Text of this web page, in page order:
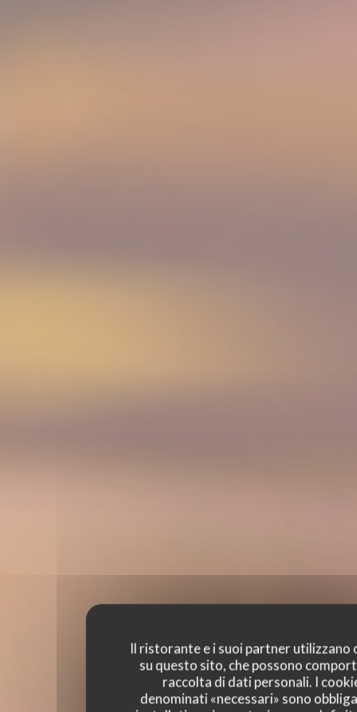
Il ristorante e i suoi partner utilizzano
su questo sito, che possono
raccolta di dati personali. I
denominati «necessari» sono